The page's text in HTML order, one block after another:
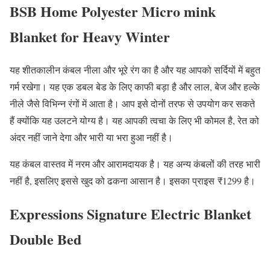
BSB Home Polyester Micro mink
Blanket for Heavy Winter
यह शीतकालीन कंबल नीला और भूरे रंग का है और यह आपको सर्दियों में बहुत
गर्म रखेगा। यह एक डबल बेड के लिए काफी बड़ा है और लाल, बेज और हल्के
नीले जैसे विभिन्न रंगों में आता है। आप इसे दोनों तरफ से उपयोग कर सकते
हैं क्योंकि यह उलटने योग्य है। यह आपकी त्वचा के लिए भी कोमल है, रेत को
अंदर नहीं जाने देगा और भारी या भरा हुआ नहीं है।
यह कंबल वास्तव में नरम और आरामदायक है। यह अन्य कंबलों की तरह भारी
नहीं है, इसलिए इससे खुद को ढकना आसान है। इसका प्राइस ₹1299 है।
Expressions Signature Electric Blanket
Double Bed